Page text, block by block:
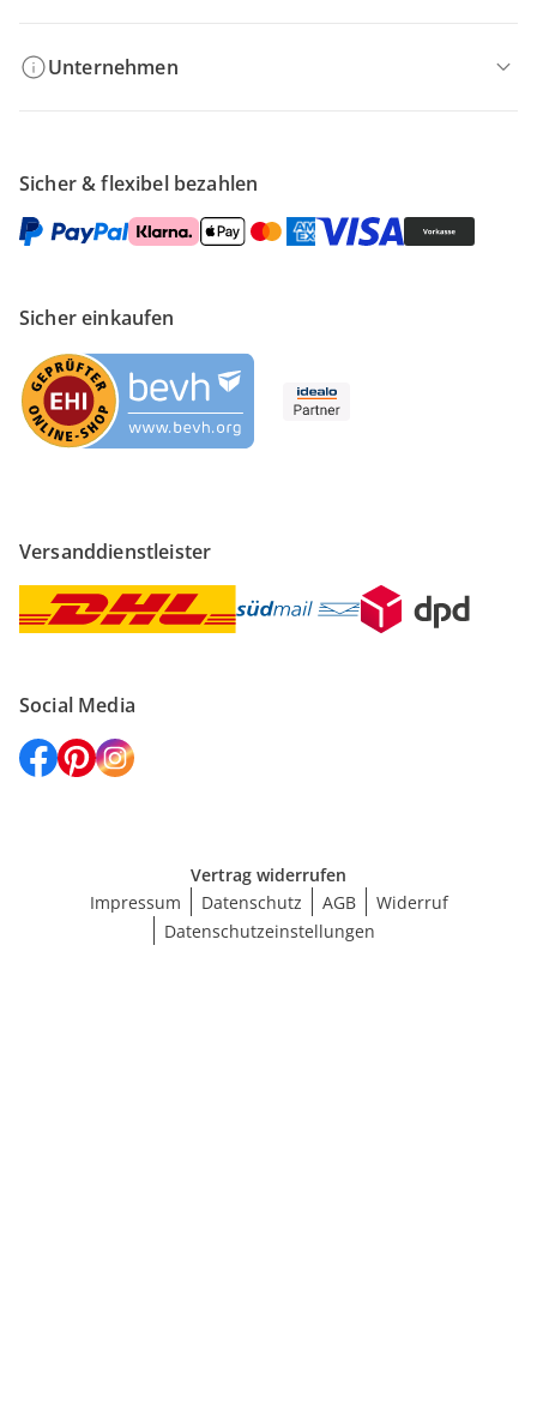
Unternehmen
Sicher & flexibel bezahlen
Sicher einkaufen
Versanddienstleister
Social Media
Vertrag widerrufen
Impressum
Datenschutz AGB
Widerruf
Datenschutzeinstellungen